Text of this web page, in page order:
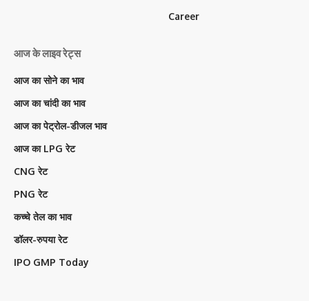
Career
आज के लाइव रेट्स
आज का सोने का भाव
आज का चांदी का भाव
आज का पेट्रोल-डीजल भाव
आज का LPG रेट
CNG रेट
PNG रेट
कच्चे तेल का भाव
डॉलर-रुपया रेट
IPO GMP Today